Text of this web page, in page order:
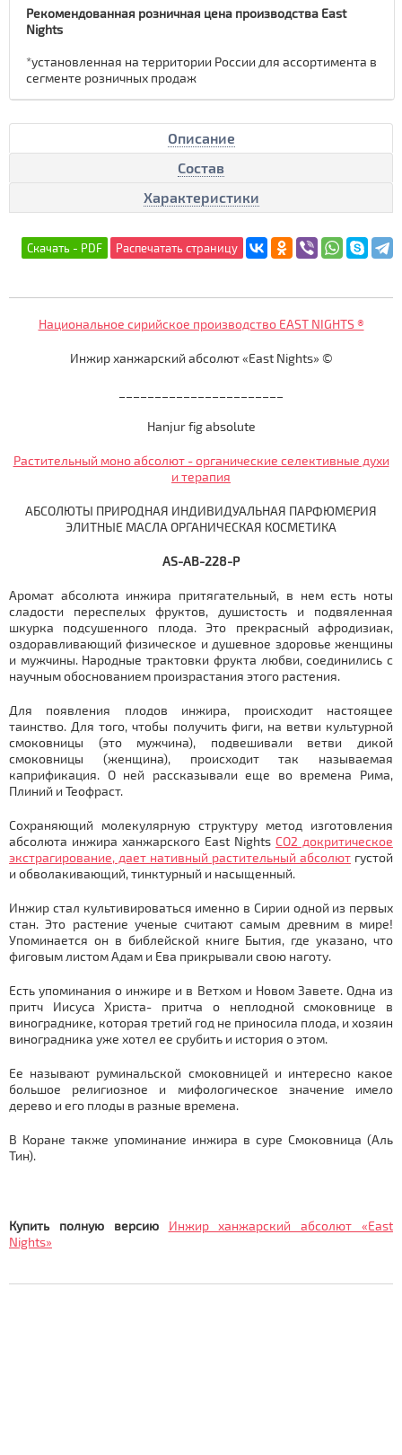
Рекомендованная розничная цена производства East
Nights
*установленная на территории России для ассортимента в
сегменте розничных продаж
Описание
Состав
Характеристики
Национальное сирийское производство EAST NIGHTS ®
Инжир ханжарский абсолют «East Nights» ©
Hanjur fig absolute
Растительный моно абсолют - органические селективные духи
и терапия
АБСОЛЮТЫ ПРИРОДНАЯ ИНДИВИДУАЛЬНАЯ ПАРФЮМЕРИЯ
ЭЛИТНЫЕ МАСЛА ОРГАНИЧЕСКАЯ КОСМЕТИКА
AS-AB-228-P
Аромат абсолюта инжира притягательный, в нем есть ноты
сладости переспелых фруктов, душистость и подвяленная
шкурка подсушенного плода. Это прекрасный афродизиак,
оздоравливающий физическое и душевное здоровье женщины
и мужчины. Народные трактовки фрукта любви, соединились с
научным обоснованием произрастания этого растения.
Для появления плодов инжира, происходит настоящее
таинство. Для того, чтобы получить фиги, на ветви культурной
смоковницы (это мужчина), подвешивали ветви дикой
смоковницы (женщина), происходит так называемая
капрификация. О ней рассказывали еще во времена Рима,
Плиний и Теофраст.
Сохраняющий молекулярную структуру метод изготовления
абсолюта инжира ханжарского East Nights СО2 докритическое
экстрагирование, дает нативный растительный абсолют густой
и обволакивающий, тинктурный и насыщенный.
Инжир стал культивироваться именно в Сирии одной из первых
стан. Это растение ученые считают самым древним в мире!
Упоминается он в библейской книге Бытия, где указано, что
фиговым листом Адам и Ева прикрывали свою наготу.
Есть упоминания о инжире и в Ветхом и Новом Завете. Одна из
притч Иисуса Христа- притча о неплодной смоковнице в
винограднике, которая третий год не приносила плода, и хозяин
виноградника уже хотел ее срубить и история о этом.
Ее называют руминальской смоковницей и интересно какое
большое религиозное и мифологическое значение имело
дерево и его плоды в разные времена.
В Коране также упоминание инжира в суре Смоковница (Аль
Тин).
Купить полную версию
Инжир ханжарский абсолют «East
Nights»